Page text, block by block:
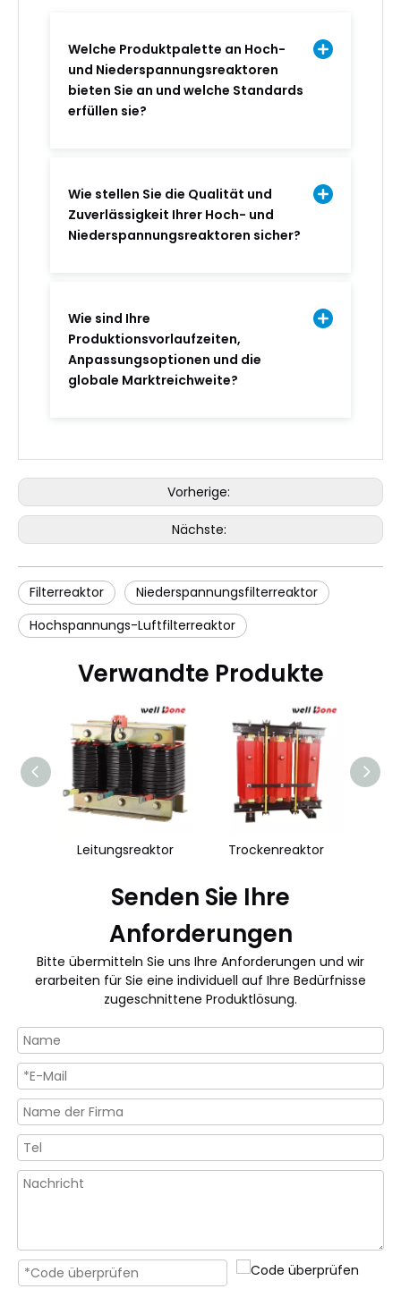
Welche Produktpalette an Hoch-
und Niederspannungsreaktoren
bieten Sie an und welche Standards
erfüllen sie?
Wie stellen Sie die Qualität und
Zuverlässigkeit Ihrer Hoch- und
Niederspannungsreaktoren sicher?
Wie sind Ihre
Produktionsvorlaufzeiten,
Anpassungsoptionen und die
globale Marktreichweite?
Vorherige:
Nächste:
Filterreaktor
Niederspannungsfilterreaktor
Hochspannungs-Luftfilterreaktor
Verwandte Produkte
Leitungsreaktor Trockenreaktor
Senden Sie Ihre
Anforderungen
Bitte übermitteln Sie uns Ihre Anforderungen und wir
erarbeiten für Sie eine individuell auf Ihre Bedürfnisse
zugeschnittene Produktlösung.